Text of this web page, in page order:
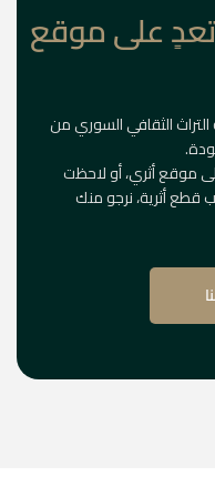
تعدٍ على موقع
الثقافي السوري من
موقع أثري، أو لاحظت
قطع أثرية، نرجو منك